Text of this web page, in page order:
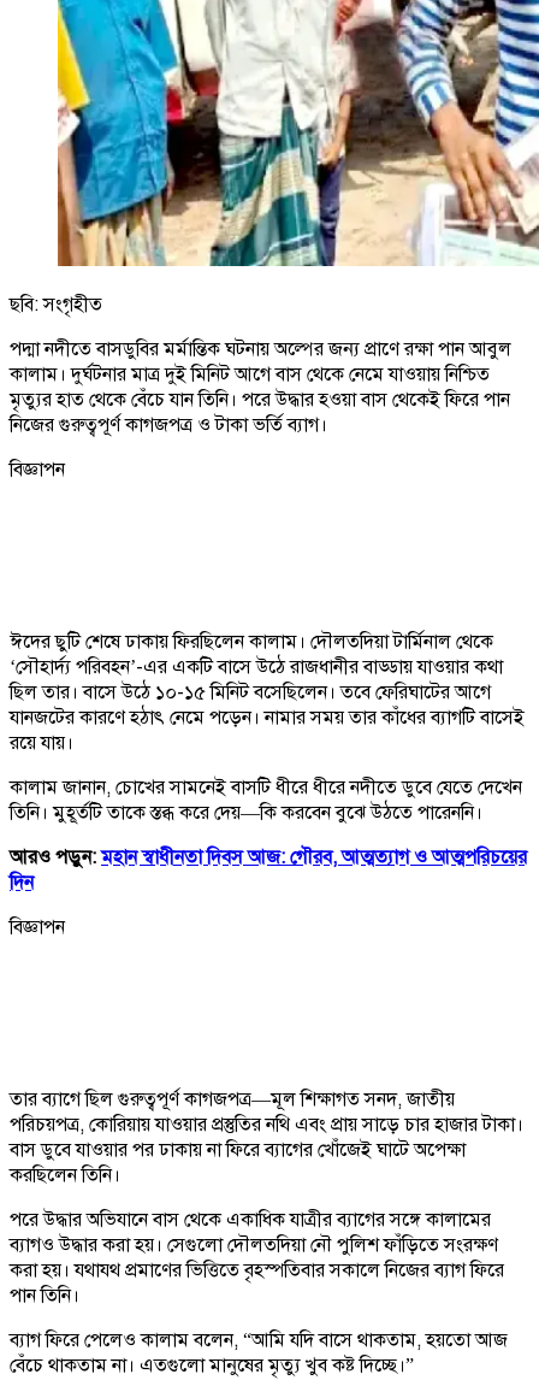
ছবি: সংগৃহীত
পদ্মা নদীতে বাসডুবির মর্মান্তিক ঘটনায় অল্পের জন্য প্রাণে রক্ষা পান আবুল
কালাম। দুর্ঘটনার মাত্র দুই মিনিট আগে বাস থেকে নেমে যাওয়ায় নিশ্চিত
মৃত্যুর হাত থেকে বেঁচে যান তিনি। পরে উদ্ধার হওয়া বাস থেকেই ফিরে পান
নিজের গুরুত্বপূর্ণ কাগজপত্র ও টাকা ভর্তি ব্যাগ।
বিজ্ঞাপন
ঈদের ছুটি শেষে ঢাকায় ফিরছিলেন কালাম। দৌলতদিয়া টার্মিনাল থেকে
‘সৌহার্দ্য পরিবহন’-এর একটি বাসে উঠে রাজধানীর বাড্ডায় যাওয়ার কথা
ছিল তার। বাসে উঠে ১০-১৫ মিনিট বসেছিলেন। তবে ফেরিঘাটের আগে
যানজটের কারণে হঠাৎ নেমে পড়েন। নামার সময় তার কাঁধের ব্যাগটি বাসেই
রয়ে যায়।
কালাম জানান, চোখের সামনেই বাসটি ধীরে ধীরে নদীতে ডুবে যেতে দেখেন
তিনি। মুহূর্তটি তাকে স্তব্ধ করে দেয়—কি করবেন বুঝে উঠতে পারেননি।
আরও পড়ুন:মহান স্বাধীনতা দিবস আজ: গৌরব, আত্মত্যাগ ও আত্মপরিচয়ের
দিন
বিজ্ঞাপন
তার ব্যাগে ছিল গুরুত্বপূর্ণ কাগজপত্র—মূল শিক্ষাগত সনদ, জাতীয়
পরিচয়পত্র, কোরিয়ায় যাওয়ার প্রস্তুতির নথি এবং প্রায় সাড়ে চার হাজার টাকা।
বাস ডুবে যাওয়ার পর ঢাকায় না ফিরে ব্যাগের খোঁজেই ঘাটে অপেক্ষা
করছিলেন তিনি।
পরে উদ্ধার অভিযানে বাস থেকে একাধিক যাত্রীর ব্যাগের সঙ্গে কালামের
ব্যাগও উদ্ধার করা হয়। সেগুলো দৌলতদিয়া নৌ পুলিশ ফাঁড়িতে সংরক্ষণ
করা হয়। যথাযথ প্রমাণের ভিত্তিতে বৃহস্পতিবার সকালে নিজের ব্যাগ ফিরে
পান তিনি।
ব্যাগ ফিরে পেলেও কালাম বলেন, “আমি যদি বাসে থাকতাম, হয়তো আজ
বেঁচে থাকতাম না। এতগুলো মানুষের মৃত্যু খুব কষ্ট দিচ্ছে।”